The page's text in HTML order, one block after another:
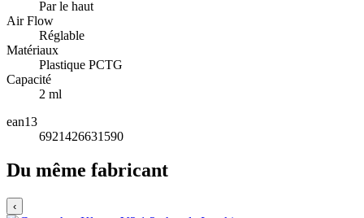
Par le haut
Air Flow
Réglable
Matériaux
Plastique PCTG
Capacité
2 ml
ean13
6921426631590
Du même fabricant
‹